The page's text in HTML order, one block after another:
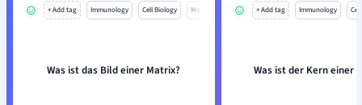
+ Add tag Immunology Cell Biology Mo
Was ist das Bild einer Matrix?
+ Add tag Immunology
Was ist der Kern einer